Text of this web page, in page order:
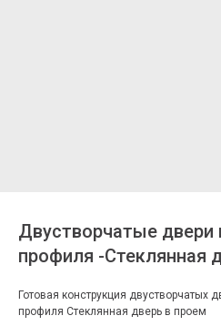
Двустворчатые двери
профиля -Стеклянная
Готовая конструкция двустворчатых
профиля Стеклянная дверь в проем